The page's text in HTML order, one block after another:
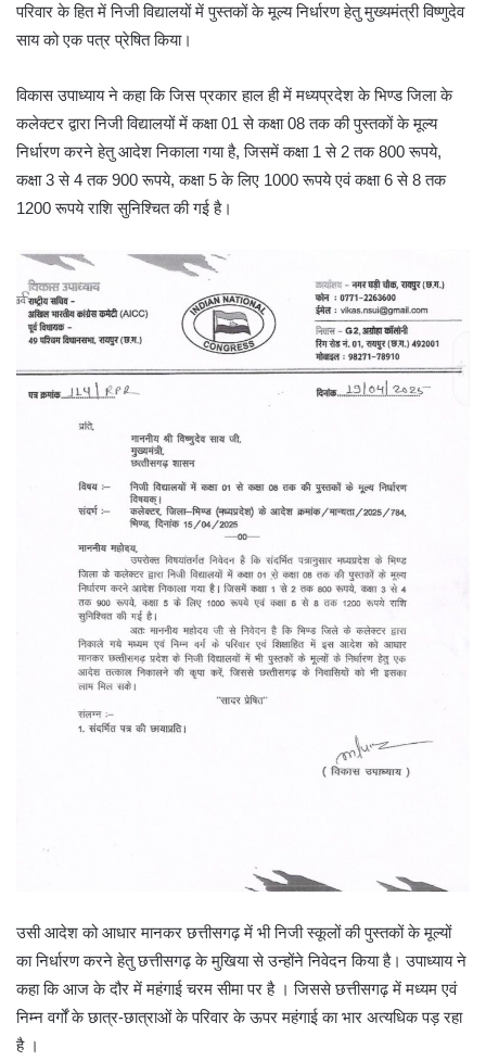
परिवार के हित में निजी विद्यालयों में पुस्तकों के मूल्य निर्धारण हेतु मुख्यमंत्री विष्णुदेव
साय को एक पत्र प्रेषित किया।
विकास उपाध्याय ने कहा कि जिस प्रकार हाल ही में मध्यप्रदेश के भिण्ड जिला के
कलेक्टर द्वारा निजी विद्यालयों में कक्षा 01 से कक्षा 08 तक की पुस्तकों के मूल्य
निर्धारण करने हेतु आदेश निकाला गया है, जिसमें कक्षा 1 से 2 तक 800 रूपये,
कक्षा 3 से 4 तक 900 रूपये, कक्षा 5 के लिए 1000 रूपये एवं कक्षा 6 से 8 तक
1200 रूपये राशि सुनिश्चित की गई है।
उसी आदेश को आधार मानकर छत्तीसगढ़ में भी निजी स्कूलों की पुस्तकों के मूल्यों
का निर्धारण करने हेतु छत्तीसगढ़ के मुखिया से उन्होंने निवेदन किया है। उपाध्याय ने
कहा कि आज के दौर में महंगाई चरम सीमा पर है । जिससे छत्तीसगढ़ में मध्यम एवं
निम्न वर्गों के छात्र-छात्राओं के परिवार के ऊपर महंगाई का भार अत्यधिक पड़ रहा
है ।